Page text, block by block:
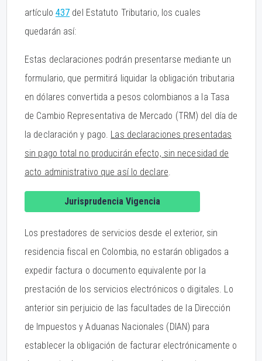
artículo 437 del Estatuto Tributario, los cuales
quedarán así:
Estas declaraciones podrán presentarse mediante un
formulario, que permitirá liquidar la obligación tributaria
en dólares convertida a pesos colombianos a la Tasa
de Cambio Representativa de Mercado (TRM) del día de
la declaración y pago. Las declaraciones presentadas
sin pago total no producirán efecto, sin necesidad de
acto administrativo que así lo declare.
Jurisprudencia Vigencia
Los prestadores de servicios desde el exterior, sin
residencia fiscal en Colombia, no estarán obligados a
expedir factura o documento equivalente por la
prestación de los servicios electrónicos o digitales. Lo
anterior sin perjuicio de las facultades de la Dirección
de Impuestos y Aduanas Nacionales (DIAN) para
establecer la obligación de facturar electrónicamente o